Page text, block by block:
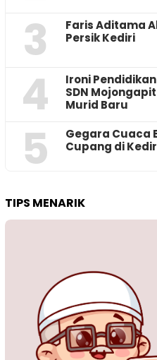
3
Faris Aditama
Persik Kediri
4
Ironi
SDN
Murid Baru
5
‎Gegara Cuaca
Cupang di
TIPS MENARIK